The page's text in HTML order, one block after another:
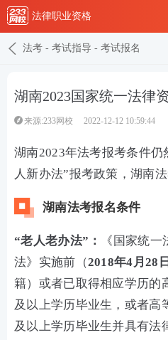
法律职业资格
法考 - 考试指导 - 考试报名
湖南2023国家统一法律
来源:233网校 2022-12-12 10:59:44
湖南2023年法考报考条件
人新办法”报考政策，湖南
湖南法考报名条件
“老人老办法”：
《国家统
法》实施前（2018年4月28
籍）或者已取得相应学历的
及以上学历毕业生，或者高
及以上学历毕业生并具有法